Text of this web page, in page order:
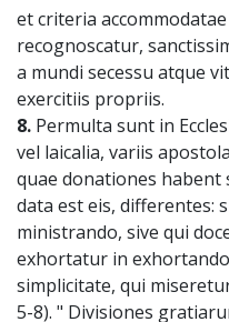
et criteria
recognoscatur,
a mundi secessu atque
exercitiis propriis.
8. Permulta sunt in
vel laicalia, variis
quae donationes habent
data est eis, differentes:
ministrando, sive qui
exhortatur in
simplicitate, qui
5-8). " Divisiones